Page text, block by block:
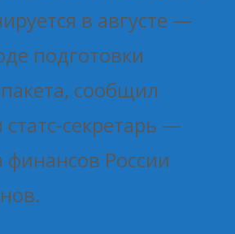
в августе —
подготовки
сообщил
секретарь —
России